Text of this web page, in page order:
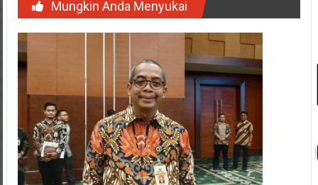
Mungkin Anda Menyukai